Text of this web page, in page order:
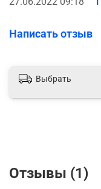
Написать отзыв
Выбрать
Отзывы (1)